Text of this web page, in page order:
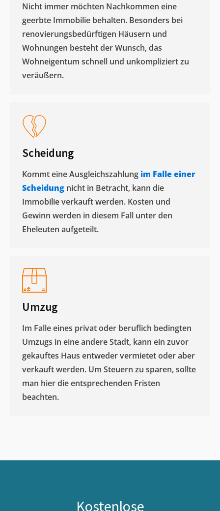
Nicht immer möchten Nachkommen eine
geerbte Immobilie behalten. Besonders bei
renovierungsbedürftigen Häusern und
Wohnungen besteht der Wunsch, das
Wohneigentum schnell und unkompliziert zu
veräußern. ​
Scheidung
Kommt eine Ausgleichszahlung im Falle einer
Scheidung nicht in Betracht, kann die
Immobilie verkauft werden. Kosten und
Gewinn werden in diesem Fall unter den
Eheleuten aufgeteilt.​
Umzug
Im Falle eines privat oder beruflich bedingten
Umzugs in eine andere Stadt, kann ein zuvor
gekauftes Haus entweder vermietet oder aber
verkauft werden. Um Steuern zu sparen, sollte
man hier die entsprechenden Fristen
beachten.
Kostenlose